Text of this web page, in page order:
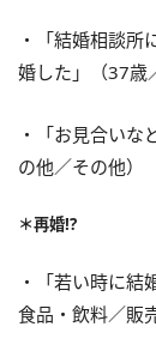
・「結婚相談
婚した」（37歳
・「お見合い
の他／その他）
＊再婚!?
・「若い時に
食品・飲料／販